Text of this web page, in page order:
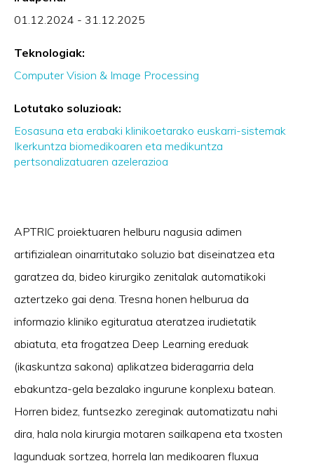
01.12.2024 - 31.12.2025
Teknologiak:
Computer Vision & Image Processing
Lotutako soluzioak:
Eosasuna eta erabaki klinikoetarako euskarri-sistemak
Ikerkuntza biomedikoaren eta medikuntza
pertsonalizatuaren azelerazioa
APTRIC proiektuaren helburu nagusia adimen
artifizialean oinarritutako soluzio bat diseinatzea eta
garatzea da, bideo kirurgiko zenitalak automatikoki
aztertzeko gai dena. Tresna honen helburua da
informazio kliniko egituratua ateratzea irudietatik
abiatuta, eta frogatzea Deep Learning ereduak
(ikaskuntza sakona) aplikatzea bideragarria dela
ebakuntza-gela bezalako ingurune konplexu batean.
Horren bidez, funtsezko zereginak automatizatu nahi
dira, hala nola kirurgia motaren sailkapena eta txosten
lagunduak sortzea, horrela lan medikoaren fluxua